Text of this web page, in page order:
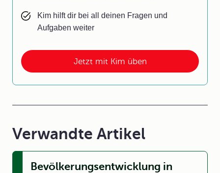
Jetzt mit Kim üben
Kim hilft dir bei all deinen Fragen und
Aufgaben weiter
Verwandte Artikel
Bevölkerungsentwicklung in